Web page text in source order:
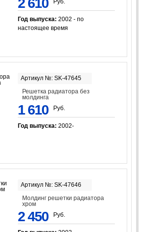
Год выпуска: 2002 - по
настоящее время
Артикул №: SK-47645
Решетка радиатора без
молдинга
1 610 Руб.
Год выпуска: 2002-
Артикул №: SK-47646
Молдинг решетки радиатора
хром
2 450 Руб.